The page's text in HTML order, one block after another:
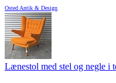
Osted Antik & Design
Lænestol med stel og negle i